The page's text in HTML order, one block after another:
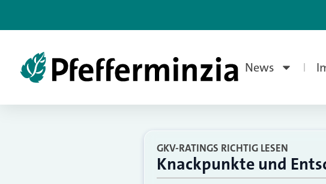
News
GKV-RATINGS RICHTIG LESEN
Knackpunkte und